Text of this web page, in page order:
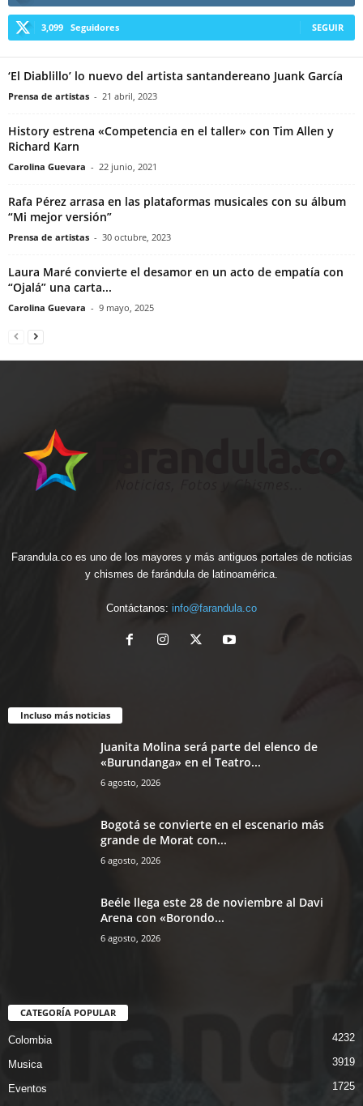
3,099 Seguidores SEGUIR
‘El Diablillo’ lo nuevo del artista santandereano Juank García
Prensa de artistas - 21 abril, 2023
History estrena «Competencia en el taller» con Tim Allen y
Richard Karn
Carolina Guevara - 22 junio, 2021
Rafa Pérez arrasa en las plataformas musicales con su álbum
“Mi mejor versión”
Prensa de artistas - 30 octubre, 2023
Laura Maré convierte el desamor en un acto de empatía con
“Ojalá” una carta...
Carolina Guevara - 9 mayo, 2025
Farandula.co es uno de los mayores y más antiguos portales de noticias
y chismes de farándula de latinoamérica.
Contáctanos: info@farandula.co
Incluso más noticias
Juanita Molina será parte del elenco de
«Burundanga» en el Teatro...
6 agosto, 2026
Bogotá se convierte en el escenario más
grande de Morat con...
6 agosto, 2026
Beéle llega este 28 de noviembre al Davi
Arena con «Borondo...
6 agosto, 2026
CATEGORÍA POPULAR
Colombia 4232
Musica 3919
Eventos
1725